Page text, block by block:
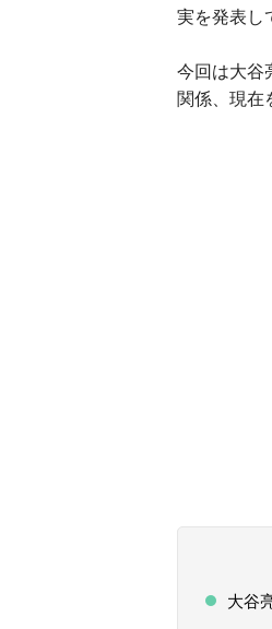
実を発表し
今回は大谷
関係、現在
大谷